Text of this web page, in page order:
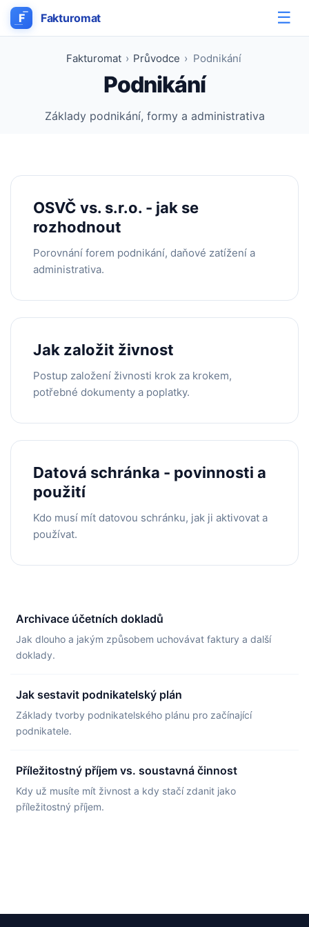
F Fakturomat ☰
Fakturomat › Průvodce › Podnikání
Podnikání
Základy podnikání, formy a administrativa
OSVČ vs. s.r.o. - jak se
rozhodnout
Porovnání forem podnikání, daňové zatížení a
administrativa.
Jak založit živnost
Postup založení živnosti krok za krokem,
potřebné dokumenty a poplatky.
Datová schránka - povinnosti a
použití
Kdo musí mít datovou schránku, jak ji aktivovat a
používat.
Archivace účetních dokladů
Jak dlouho a jakým způsobem uchovávat faktury a další
doklady.
Jak sestavit podnikatelský plán
Základy tvorby podnikatelského plánu pro začínající
podnikatele.
Příležitostný příjem vs. soustavná činnost
Kdy už musíte mít živnost a kdy stačí zdanit jako
příležitostný příjem.